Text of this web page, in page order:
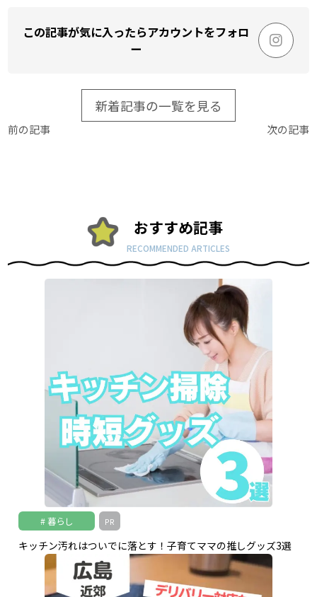
この記事が気に入ったらアカウントをフォロ
ー
新着記事の一覧を見る
前の記事 次の記事
おすすめ記事
RECOMMENDED ARTICLES
暮らし PR
キッチン汚れはついでに落とす！子育てママの推しグッズ3選